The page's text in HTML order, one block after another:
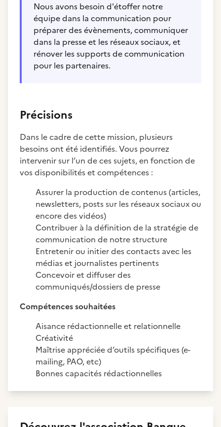
Nous avons besoin d'étoffer notre
équipe dans la communication pour
préparer des évènements, communiquer
dans la presse et les réseaux sociaux, et
rénover les supports de communication
pour les partenaires.
Précisions
Dans le cadre de cette mission, plusieurs
besoins ont été identifiés. Vous pourrez
intervenir sur l’un de ces sujets, en fonction de
vos disponibilités et compétences :
Assurer la production de contenus (articles,
newsletters, posts sur les réseaux sociaux ou
encore des vidéos)
Contribuer à la définition de la stratégie de
communication de notre structure
Entretenir ou initier des contacts avec les
médias et journalistes pertinents
Concevoir et diffuser des
communiqués/dossiers de presse
Compétences souhaitées
Aisance rédactionnelle et relationnelle
Créativité
Maîtrise appréciée d’outils spécifiques (e-
mailing, PAO, etc)
Bonnes capacités rédactionnelles